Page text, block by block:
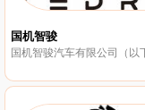
国机智骏
国机智骏汽车有限公司（以